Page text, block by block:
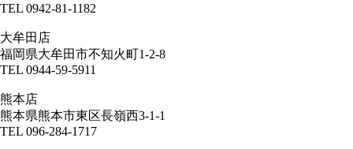
TEL 0942-81-1182
大牟田店
福岡県大牟田市不知火町1-2-8
TEL 0944-59-5911
熊本店
熊本県熊本市東区長嶺西3-1-1
TEL 096-284-1717